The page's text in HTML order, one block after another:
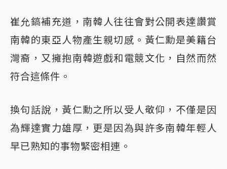
崔允鎬補充道，南韓人往往會對公開表達讚賞
南韓的東亞人物產生親切感。黃仁勳是美籍台
灣裔，又擁抱南韓遊戲和電競文化，自然而然
符合這條件。
換句話說，黃仁勳之所以受人敬仰，不僅是因
為輝達實力雄厚，更是因為與許多南韓年輕人
早已熟知的事物緊密相連。